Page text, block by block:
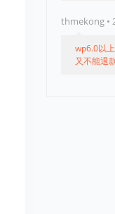
thmekong •
wp6.0以
又不能退